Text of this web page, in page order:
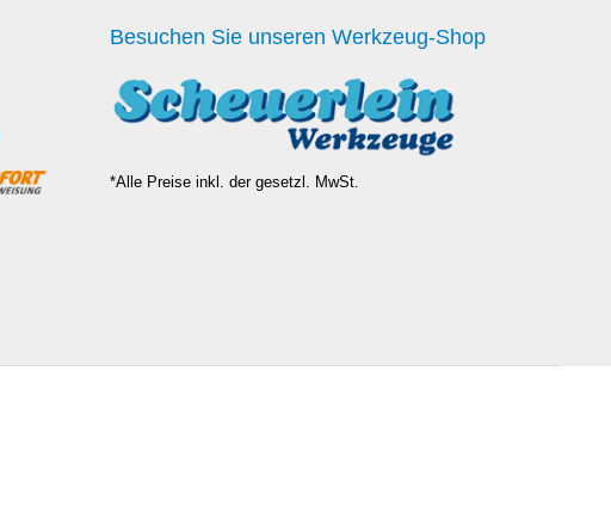
Besuchen Sie unseren Werkzeug-Shop
*Alle Preise inkl. der gesetzl. MwSt.